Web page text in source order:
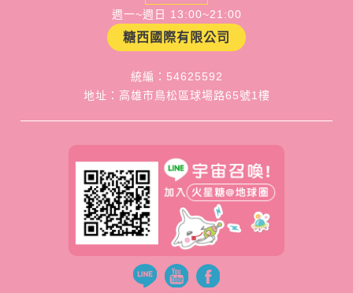
週一~週日 13:00~21:00
糖西國際有限公司
統編：54625592
地址：高雄市鳥松區球場路65號1樓